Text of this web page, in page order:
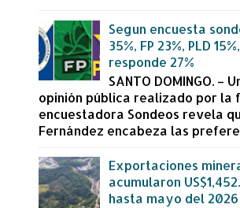
Segun encuesta
35%, FP 23%, PLD
responde 27%
SANTO DOMINGO. –
opinión pública realizado por la
encuestadora Sondeos revela
Fernández encabeza las
Exportaciones
acumularon
hasta mayo del 2026